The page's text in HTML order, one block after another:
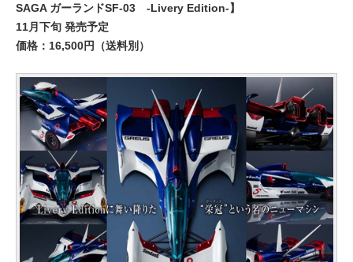
SAGA ガーランドSF-03 -Livery Edition-】
11月下旬 発売予定
価格：16,500円（送料別）